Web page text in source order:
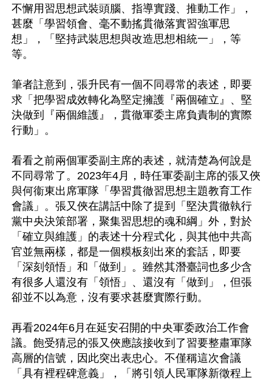
不懈用習思想武裝頭腦、指導實踐、推動工作」，
甚麼「學習領會、毫不動搖貫徹落實習強軍思
想」，「堅持武裝思想與改造思想相統一」，等
等。
筆者註意到，張升民有一個不同尋常的表述，即要
求「把學習成效轉化為堅定擁護『兩個確立』、堅
決做到『兩個維護』，貫徹軍委主席負責制的實際
行動」。
看看之前兩個軍委副主席的表述，就清楚為何說是
不同尋常了。2023年4月，時任軍委副主席的張又俠
與何衞東出席軍隊「學習貫徹習思想主題教育工作
會議」。張又俠在講話中除了提到「堅決貫徹執行
黨中央決策部署，聚集習思想的魂和綱」外，對於
「確立與維護」的表述十分程式化，與其他中共高
官並無兩樣，都是一個糢板刻出來的套話，即要
「深刻領悟」和「做到」。雖然其潛臺詞也多少含
有很多人還沒有「領悟」、還沒有「做到」，但張
卻並不以為意，沒有要求甚麼實際行動。
再看2024年6月在延安召開的中央軍委政治工作會
議。飽受猜忌的張又俠應該接收到了習要整肅軍隊
高層的信號，因此突出表忠心。不僅稱這次會議
「具有裡程碑意義」，「將引領人民軍隊新徵程上